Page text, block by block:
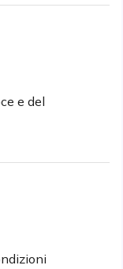
e del